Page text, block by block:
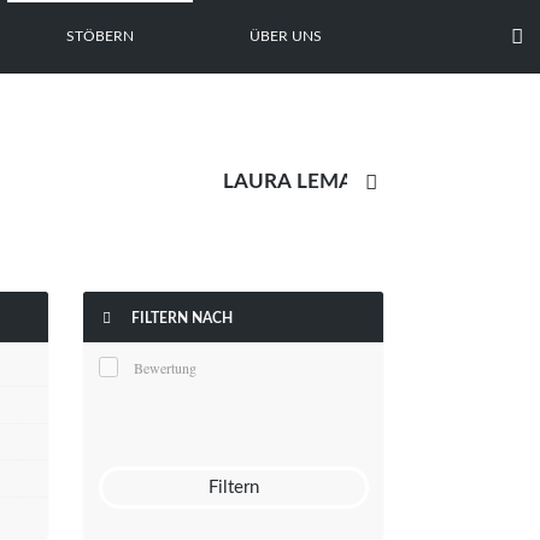
STÖBERN ÜBER UNS 

 FILTERN NACH
Bewertung
Filtern